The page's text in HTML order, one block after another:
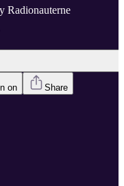
Radionauterne
on Share